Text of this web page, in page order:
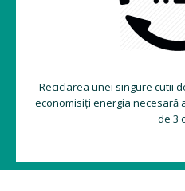
Reciclarea unei singure cutii
economisiți energia necesară
de 3